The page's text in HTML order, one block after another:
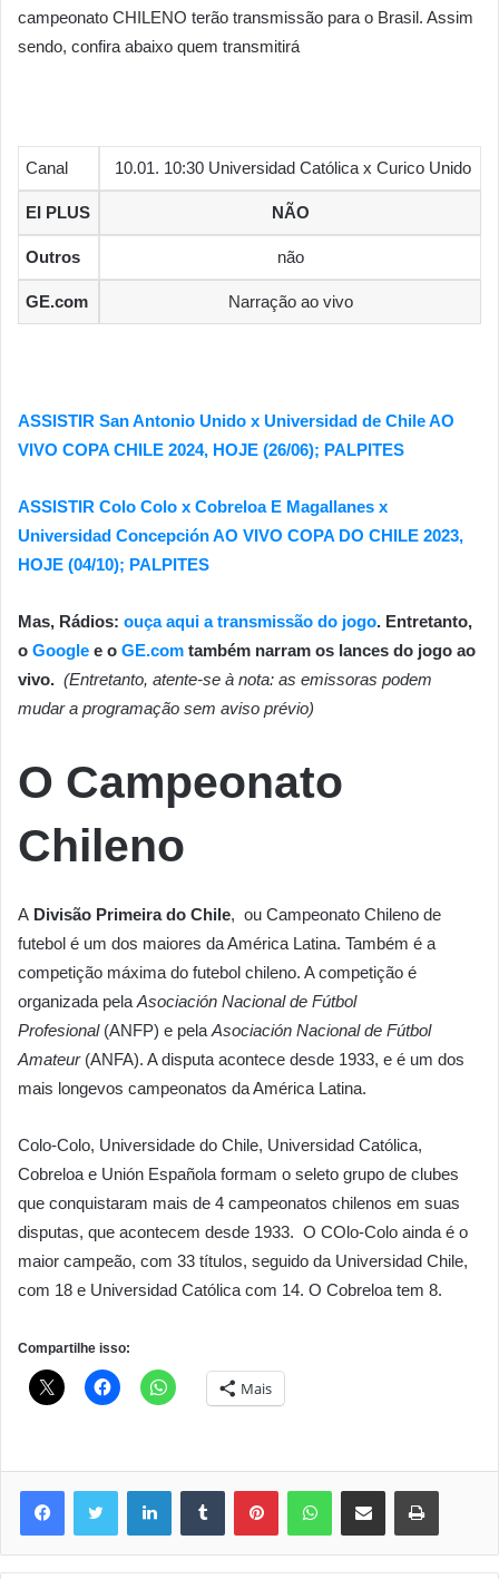
campeonato CHILENO terão transmissão para o Brasil. Assim
sendo, confira abaixo quem transmitirá
Canal 10.01. 10:30 Universidad Católica x Curico Unido
EI PLUS NÃO
Outros não
GE.com Narração ao vivo
ASSISTIR San Antonio Unido x Universidad de Chile AO
VIVO COPA CHILE 2024, HOJE (26/06); PALPITES
ASSISTIR Colo Colo x Cobreloa E Magallanes x
Universidad Concepción AO VIVO COPA DO CHILE 2023,
HOJE (04/10); PALPITES
Mas, Rádios: ouça aqui a transmissão do jogo. Entretanto,
o Google e o GE.com também narram os lances do jogo ao
vivo. (Entretanto, atente-se à nota: as emissoras podem
mudar a programação sem aviso prévio)
O Campeonato
Chileno
A Divisão Primeira do Chile, ou Campeonato Chileno de
futebol é um dos maiores da América Latina. Também é a
competição máxima do futebol chileno. A competição é
organizada pela Asociación Nacional de Fútbol
Profesional(ANFP) e pela Asociación Nacional de Fútbol
Amateur(ANFA). A disputa acontece desde 1933, e é um dos
mais longevos campeonatos da América Latina.
Colo-Colo, Universidade do Chile, Universidad Católica,
Cobreloa e Unión Española formam o seleto grupo de clubes
que conquistaram mais de 4 campeonatos chilenos em suas
disputas, que acontecem desde 1933. O COlo-Colo ainda é o
maior campeão, com 33 títulos, seguido da Universidad Chile,
com 18 e Universidad Católica com 14. O Cobreloa tem 8.
Compartilhe isso:
Mais
LinkedinTumblr PinterestWhatsAppCompartilhar via e-mail Imprimir